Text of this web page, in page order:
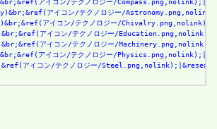
アイコン/テクノロジー/
アイコン/テクノロジー/
アイコン/テクノロジー/
アイコン/テクノロジー/
アイコン/テクノロジー/
アイコン/テクノロジー/
アイコン/テクノロジー/